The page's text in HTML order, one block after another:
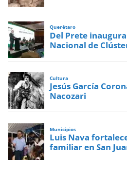
Querétaro
Del Prete
Nacional de
Cultura
Jesús García
Nacozari
Municipios
Luis Nava
familiar en San